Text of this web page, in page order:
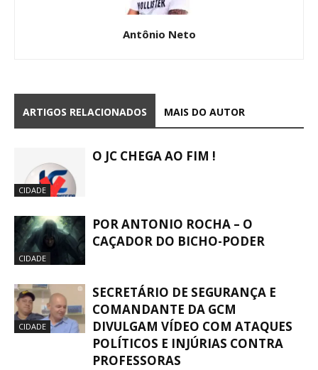
Antônio Neto
ARTIGOS RELACIONADOS MAIS DO AUTOR
CIDADE
O JC CHEGA AO FIM !
CIDADE
POR ANTONIO ROCHA – O
CAÇADOR DO BICHO-PODER
CIDADE
SECRETÁRIO DE SEGURANÇA E
COMANDANTE DA GCM
DIVULGAM VÍDEO COM ATAQUES
POLÍTICOS E INJÚRIAS CONTRA
PROFESSORAS